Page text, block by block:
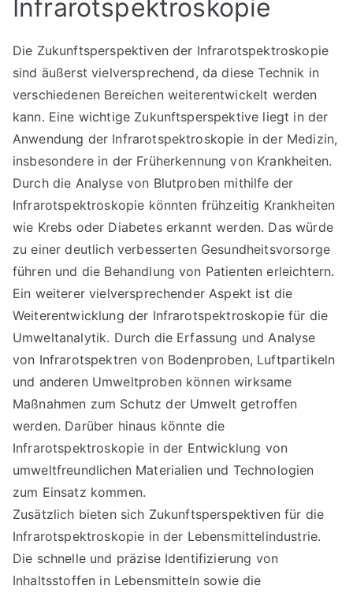
Infrarotspektroskopie
Die Zukunftsperspektiven der Infrarotspektroskopie
sind äußerst vielversprechend, da diese Technik in
verschiedenen Bereichen weiterentwickelt werden
kann. Eine wichtige Zukunftsperspektive liegt in der
Anwendung der Infrarotspektroskopie in der Medizin,
insbesondere in der Früherkennung von Krankheiten.
Durch die Analyse von Blutproben mithilfe der
Infrarotspektroskopie könnten frühzeitig Krankheiten
wie Krebs oder Diabetes erkannt werden. Das würde
zu einer deutlich verbesserten Gesundheitsvorsorge
führen und die Behandlung von Patienten erleichtern.
Ein weiterer vielversprechender Aspekt ist die
Weiterentwicklung der Infrarotspektroskopie für die
Umweltanalytik. Durch die Erfassung und Analyse
von Infrarotspektren von Bodenproben, Luftpartikeln
und anderen Umweltproben können wirksame
Maßnahmen zum Schutz der Umwelt getroffen
werden. Darüber hinaus könnte die
Infrarotspektroskopie in der Entwicklung von
umweltfreundlichen Materialien und Technologien
zum Einsatz kommen.
Zusätzlich bieten sich Zukunftsperspektiven für die
Infrarotspektroskopie in der Lebensmittelindustrie.
Die schnelle und präzise Identifizierung von
Inhaltsstoffen in Lebensmitteln sowie die